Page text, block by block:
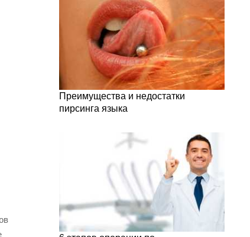
Преимущества и недостатки
пирсинга языка